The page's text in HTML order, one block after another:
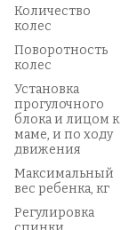
Количество
колес
Поворотность
колес
Установка
прогулочного
блока и лицом к
маме, и по ходу
движения
Максимальный
вес ребенка, кг
Регулировка